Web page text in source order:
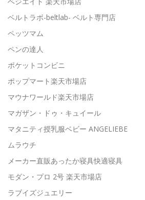
ベルトラボ-beltlab- ベルト専門店
ペッツマム
ペンの達人
ポケットコンビニ
ポップマート楽天市場店
マウナワールド楽天市場店
マガザン・ドゥ・キュイール
マタニティ授乳服ベビー ANGELIEBE
ムラウチ
メーカー直販あったか寝具快適寝具
モダン・プロ 2号 楽天市場店
ラブイズジュエリー